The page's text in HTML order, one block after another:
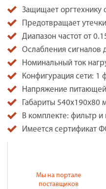
Защищает оргтехнику
Предотвращает
Диапазон частот от
Ослабления сигналов
Номинальный ток
Конфигурация сети: 1
Напряжение питающей
Габариты 540х190х80
В комплекте: фильтр и
Имеется сертификат
Мы на портале
поставщиков